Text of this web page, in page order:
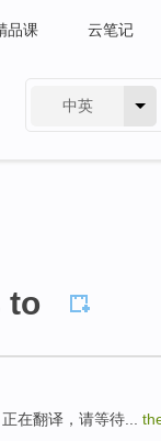
品课 云笔记
中英
to
在翻译，请等待...